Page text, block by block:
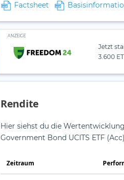
Factsheet
ANZEIGE
Jetzt
3.600
Rendite
Hier siehst du die
Government Bond UCITS ETF
Zeit­raum